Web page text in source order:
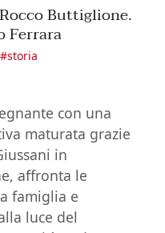
Buttiglione.
Ferrara
#storia
con una
maturata grazie
in
affronta le
famiglia e
luce del